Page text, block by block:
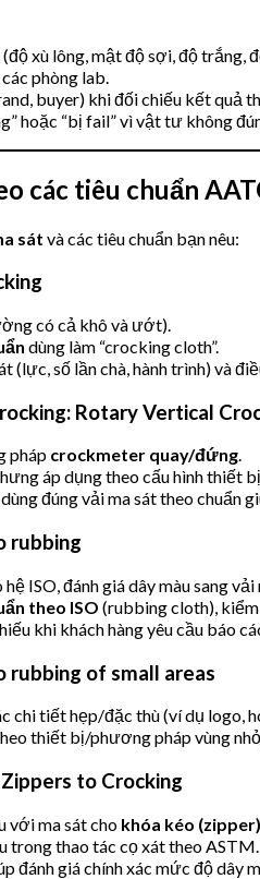
xù lông, mật độ sợi, độ trắng,
phòng lab.
buyer) khi đối chiếu kết quả
hoặc “bị fail” vì vật tư không
các tiêu chuẩn
sát và các tiêu chuẩn bạn nêu:
có cả khô và ướt).
dùng làm “crocking cloth”.
(lực, số lần chà, hành trình) và
Rotary Vertical
pháp crockmeter quay/đứng.
áp dụng theo cấu hình thiết
đúng vải ma sát theo
rubbing
hệ ISO, đánh giá dây màu sang vải
theo ISO (rubbing cloth),
khi khách hàng yêu cầu báo
rubbing of small areas
chi tiết hẹp/đặc thù (ví dụ logo,
thiết bị/phương pháp vùng
to Crocking
với ma sát cho khóa kéo (zipper)
trong thao tác cọ xát theo ASTM.
đánh giá chính xác mức độ dây